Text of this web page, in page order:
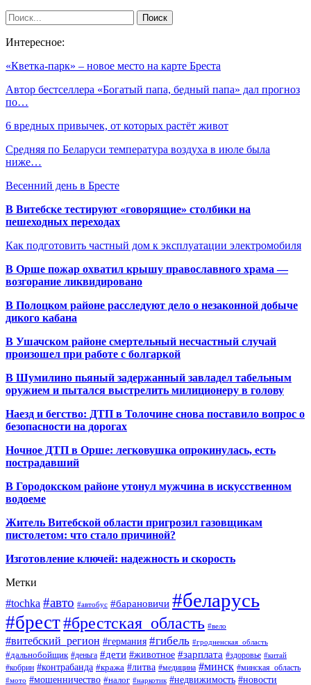
Интересное:
«Кветка-парк» – новое место на карте Бреста
Автор бестселлера «Богатый папа, бедный папа» дал прогноз
по…
6 вредных привычек, от которых растёт живот
Средняя по Беларуси температура воздуха в июле была
ниже…
Весенний день в Бресте
В Витебске тестируют «говорящие» столбики на
пешеходных переходах
Как подготовить частный дом к эксплуатации электромобиля
В Орше пожар охватил крышу православного храма —
возгорание ликвидировано
В Полоцком районе расследуют дело о незаконной добыче
дикого кабана
В Ушачском районе смертельный несчастный случай
произошел при работе с болгаркой
В Шумилино пьяный задержанный завладел табельным
оружием и пытался выстрелить милиционеру в голову
Наезд и бегство: ДТП в Толочине снова поставило вопрос о
безопасности на дорогах
Ночное ДТП в Орше: легковушка опрокинулась, есть
пострадавший
В Городокском районе утонул мужчина в искусственном
водоеме
Житель Витебской области пригрозил газовщикам
пистолетом: что стало причиной?
Изготовление ключей: надежность и скорость
Метки
#tochka #авто #автобус #барановичи #беларусь
#брест#брестская_область #вело
#витебский_регион #германия #гибель #гродненская_область
#дальнобойщик #деньга #дети #животное #зарплата #здоровье #китай
#кобрин #контрабанда #кража #литва #медицина #минск #минская_область
#мото #мошенничество #налог #наркотик #недвижимость #новости